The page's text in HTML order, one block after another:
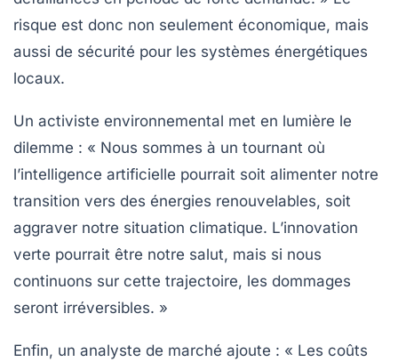
risque est donc non seulement économique, mais
aussi de sécurité pour les systèmes énergétiques
locaux.
Un activiste environnemental met en lumière le
dilemme : « Nous sommes à un tournant où
l’intelligence artificielle pourrait soit alimenter notre
transition vers des énergies renouvelables, soit
aggraver notre situation climatique. L’innovation
verte pourrait être notre salut, mais si nous
continuons sur cette trajectoire, les dommages
seront irréversibles. »
Enfin, un analyste de marché ajoute : « Les coûts